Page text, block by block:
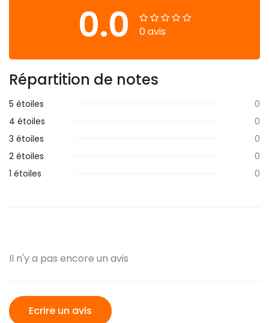
0.0 0 avis
Répartition de notes
5 étoiles
0
4 étoiles
0
3 étoiles
0
2 étoiles
0
1 étoiles
0
Il n'y a pas encore un avis
Ecrire un avis